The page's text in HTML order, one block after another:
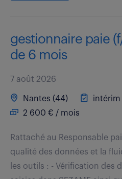
gestionnaire paie
de 6 mois
7 août 2026
Nantes (44) intérim
2 600 € / mois
Rattaché au Responsable
qualité des données et la
les outils : - Vérification des